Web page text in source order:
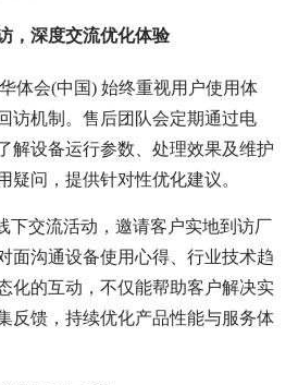
，深度交流优化体验
体会(中国) 始终重视用户使用体
访机制。售后团队会定期通过电
解设备运行参数、处理效果及维护
疑问，提供针对性优化建议。
下交流活动，邀请客户实地到访厂
面沟通设备使用心得、行业技术趋
化的互动，不仅能帮助客户解决实
反馈，持续优化产品性能与服务体